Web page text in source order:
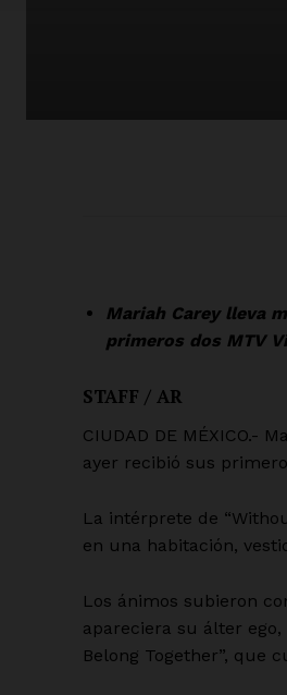
Mariah Carey lleva
primeros dos MTV
STAFF / AR
CIUDAD DE MÉXICO.-
ayer recibió sus
La intérprete de
en una habitación,
Los ánimos subieron
apareciera su álter ego,
Belong Together”, que